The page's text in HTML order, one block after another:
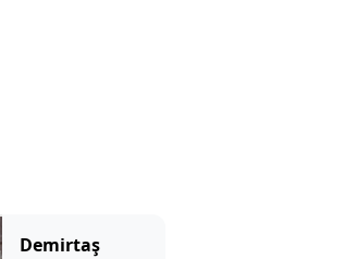
Demirtaş